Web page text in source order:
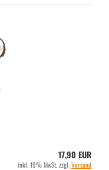
17,90 EUR
inkl. 19% MwSt. zzgl.Versand